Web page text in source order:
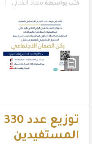
كتب بواسطة معاذ الكناني
المستفيدين